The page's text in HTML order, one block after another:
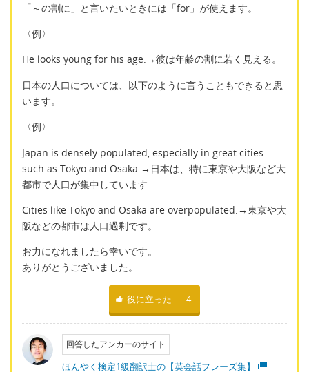
「～の割に」と言いたいときには「for」が使えます。
〈例〉
He looks young for his age.→彼は年齢の割に若く見える。
日本の人口については、以下のように言うこともできると思
います。
〈例〉
Japan is densely populated, especially in great cities
such as Tokyo and Osaka.→日本は、特に東京や大阪など大
都市で人口が集中しています
Cities like Tokyo and Osaka are overpopulated.→東京や大
阪などの都市は人口過剰です。
お力になれましたら幸いです。
ありがとうございました。
役に立った 4
回答したアンカーのサイト
ほんやく検定1級翻訳士の【英会話フレーズ集】